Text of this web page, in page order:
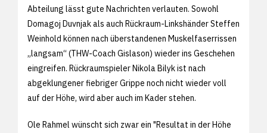
Abteilung lässt gute Nachrichten verlauten. Sowohl
Domagoj Duvnjak als auch Rückraum-Linkshänder Steffen
Weinhold können nach überstandenen Muskelfaserrissen
„langsam“ (THW-Coach Gislason) wieder ins Geschehen
eingreifen. Rückraumspieler Nikola Bilyk ist nach
abgeklungener fiebriger Grippe noch nicht wieder voll
auf der Höhe, wird aber auch im Kader stehen.
Ole Rahmel wünscht sich zwar ein "Resultat in der Höhe